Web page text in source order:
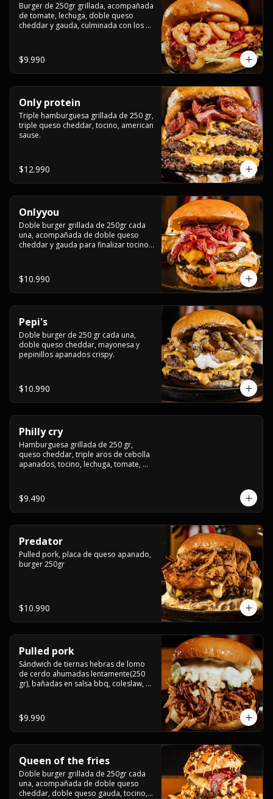
Burger de 250gr grillada, acompañada
de tomate, lechuga, doble queso
cheddar y gauda, culminada con los
$9.990
Only protein
Triple hamburguesa grillada de 250 gr,
triple queso cheddar, tocino, american
sause.
$12.990
Onlyyou
Doble burger grillada de 250gr cada
una, acompañada de doble queso
cheddar y gauda para finalizar tocino
$10.990
Pepi's
Doble burger de 250 gr cada una,
doble queso cheddar, mayonesa y
pepinillos apanados crispy.
$10.990
Philly cry
Hamburguesa grillada de 250 gr,
queso cheddar, triple aros de cebolla
apanados, tocino, lechuga, tomate,
$9.490
Predator
Pulled pork, placa de queso apanado,
burger 250gr
$10.990
Pulled pork
Sándwich de tiernas hebras de lomo
de cerdo ahumadas lentamente(250
gr), bañadas en salsa bbq, coleslaw,
$9.990
Queen of the fries
Doble burger grillada de 250gr cada
una, acompañada de doble queso
cheddar, doble queso gauda, tocino,